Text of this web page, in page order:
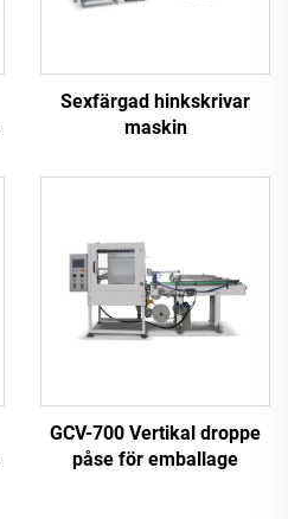
Sexfärgad hinkskrivar
maskin
GCV-700 Vertikal droppe
påse för emballage